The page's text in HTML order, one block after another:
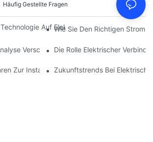
Häufig Gestellte Fragen
Auf Elektrische Verbindungen In
Wie Sie Den Richtigen
Verschiedener Arten Von Elektrischen
Die Rolle Elektrischer
Zur Instandhaltung Elektrischer
Zukunftstrends Bei